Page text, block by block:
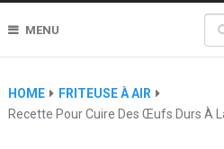
MENU
HOME
FRITEUSE À AIR
Recette Pour Cuire Des Œufs Durs À